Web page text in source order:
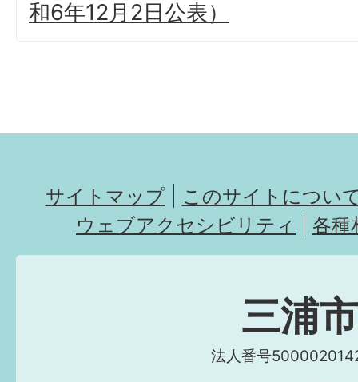
和6年12月2日公表）
サイトマップ
このサイトについ
ウェブアクセシビリティ
各種
三浦市
法人番号